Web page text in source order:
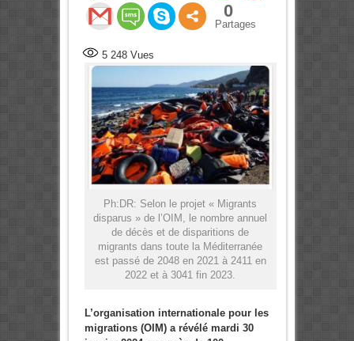
0
Partages
5 248Vues
Ph:DR: Selon le projet « Migrants
disparus » de l’OIM, le nombre annuel
de décès et de disparitions de
migrants dans toute la Méditerranée
est passé de 2048 en 2021 à 2411 en
2022 et à 3041 fin 2023.
L’organisation internationale pour les
migrations (OIM) a révélé mardi 30